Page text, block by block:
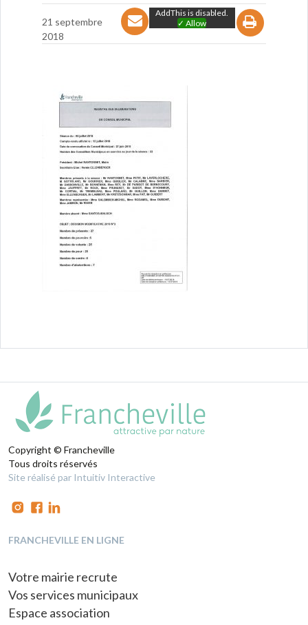
21 septembre
2018
AddThis is disabled.
✓ Allow
Copyright © Francheville
Tous droits réservés
Site réalisé par Intuitiv Interactive
FRANCHEVILLE EN LIGNE
Votre mairie recrute
Vos services municipaux
Espace association